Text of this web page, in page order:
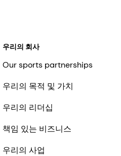
우리의 회사
Our sports partnerships
우리의 목적 및 가치
우리의 리더십
책임 있는 비즈니스
우리의 사업